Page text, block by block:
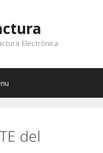
Electrónica
del